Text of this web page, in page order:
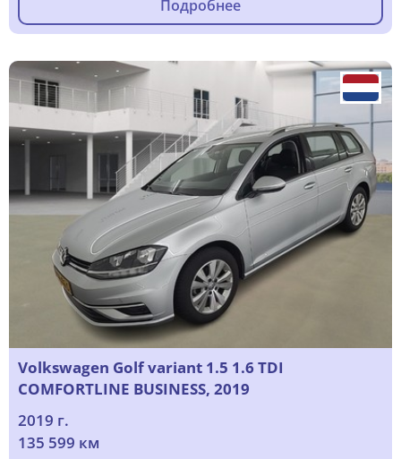
Подробнее
Volkswagen Golf variant 1.5 1.6 TDI
COMFORTLINE BUSINESS, 2019
2019 г.
135 599 км